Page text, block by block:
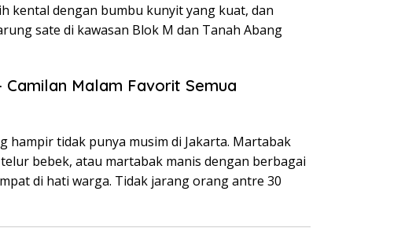
kental dengan bumbu kunyit yang kuat, dan
sate di kawasan Blok M dan Tanah Abang
Malam Favorit Semua
hampir tidak punya musim di Jakarta. Martabak
bebek, atau martabak manis dengan berbagai
di hati warga. Tidak jarang orang antre 30